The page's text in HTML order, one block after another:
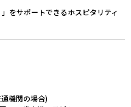
をサポートできるホスピタリティ
機関の場合)